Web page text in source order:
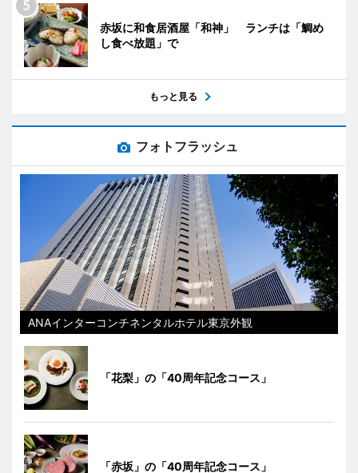
赤坂に和食居酒屋「和神」 ランチは「鯛め
し食べ放題」で
もっと見る
フォトフラッシュ
ANAインターコンチネンタルホテル東京外観
「花梨」の「40周年記念コース」
「赤坂」の「40周年記念コース」